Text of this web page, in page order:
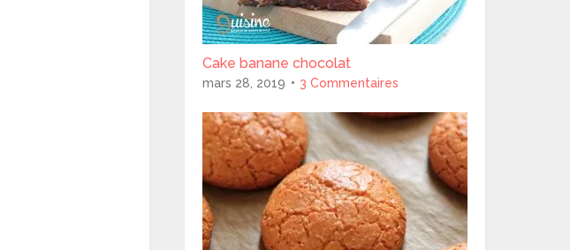
Cake banane chocolat
mars 28, 2019 3 Commentaires